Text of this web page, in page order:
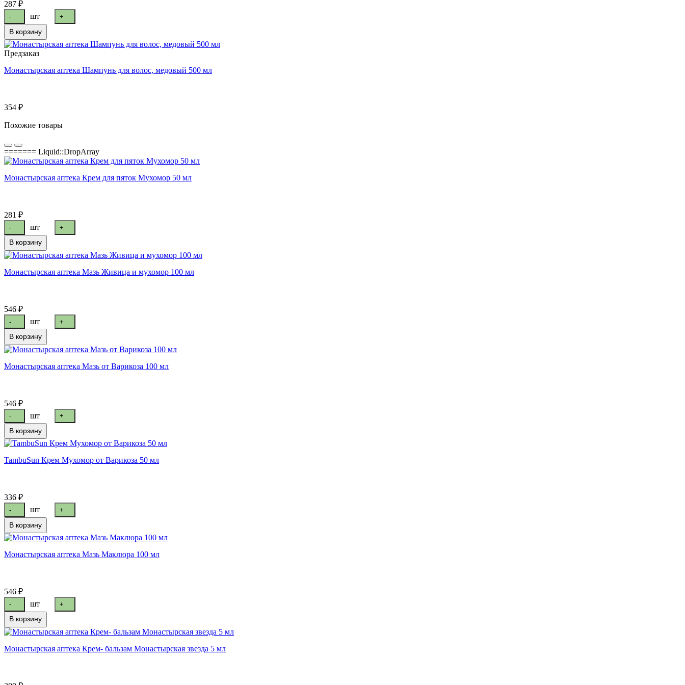
287 ₽
- шт +
В корзину
Предзаказ
Монастырская аптека Шампунь для волос, медовый 500 мл
354 ₽
Похожие товары
======= Liquid::DropArray
Монастырская аптека Крем для пяток Мухомор 50 мл
281 ₽
- шт +
В корзину
Монастырская аптека Мазь Живица и мухомор 100 мл
546 ₽
- шт +
В корзину
Монастырская аптека Мазь от Варикоза 100 мл
546 ₽
- шт +
В корзину
TambuSun Крем Мухомор от Варикоза 50 мл
336 ₽
- шт +
В корзину
Монастырская аптека Мазь Маклюра 100 мл
546 ₽
- шт +
В корзину
Монастырская аптека Крем- бальзам Монастырская звезда 5 мл